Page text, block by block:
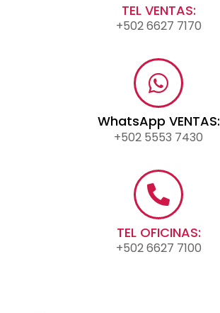
TEL VENTAS:
+502 6627 7170
WhatsApp VENTAS:
+502 5553 7430
TEL OFICINAS:
+502 6627 7100